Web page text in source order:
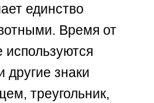
единство
Время от
другие знаки
треугольник,